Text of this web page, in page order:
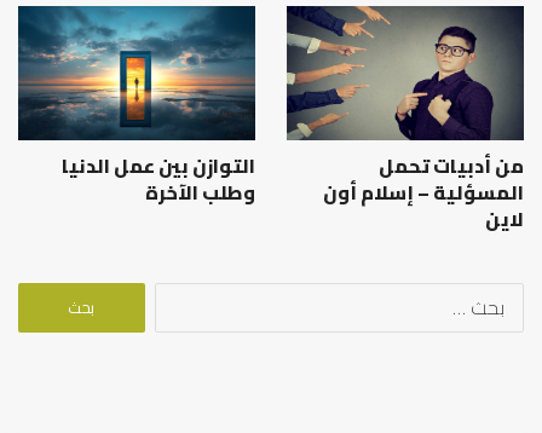
من أدبيات تحمل
المسؤلية – إسلام أون
لاين
التوازن بين عمل الدنيا
وطلب الآخرة
البحث